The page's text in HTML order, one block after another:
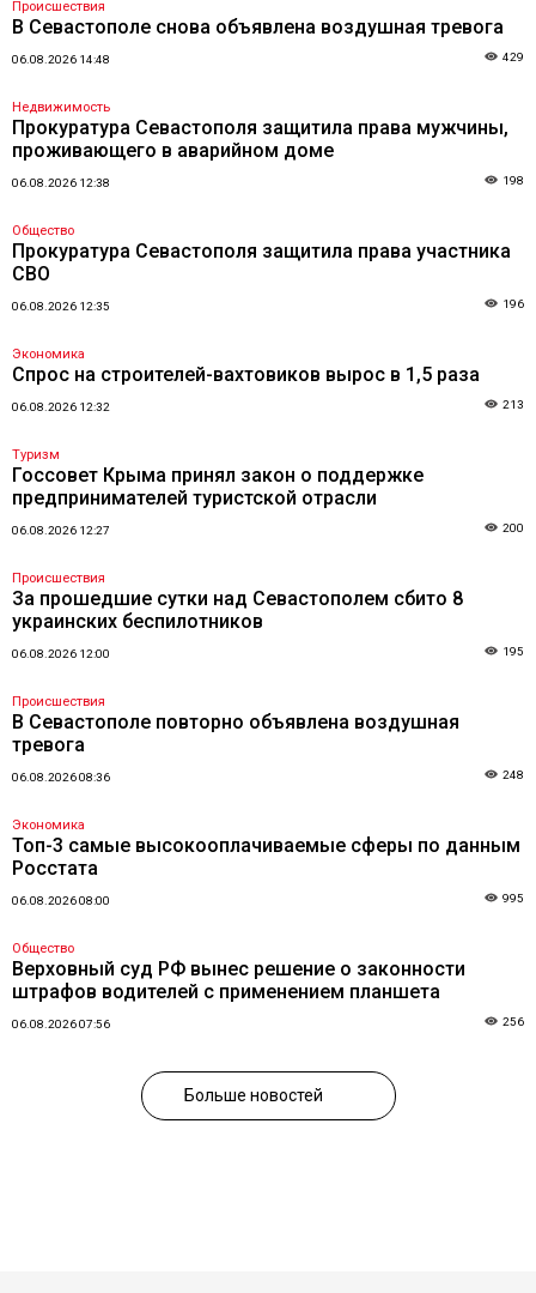
Происшествия
В Севастополе снова объявлена воздушная тревога
06.08.2026 14:48 429
Недвижимость
Прокуратура Севастополя защитила права мужчины,
проживающего в аварийном доме
06.08.2026 12:38 198
Общество
Прокуратура Севастополя защитила права участника
СВО
06.08.2026 12:35 196
Экономика
Спрос на строителей-вахтовиков вырос в 1,5 раза
06.08.2026 12:32 213
Туризм
Госсовет Крыма принял закон о поддержке
предпринимателей туристской отрасли
06.08.2026 12:27 200
Происшествия
За прошедшие сутки над Севастополем сбито 8
украинских беспилотников
06.08.2026 12:00 195
Происшествия
В Севастополе повторно объявлена воздушная
тревога
06.08.2026 08:36 248
Экономика
Топ-3 самые высокооплачиваемые сферы по данным
Росстата
06.08.2026 08:00 995
Общество
Верховный суд РФ вынес решение о законности
штрафов водителей с применением планшета
06.08.2026 07:56 256
Больше новостей